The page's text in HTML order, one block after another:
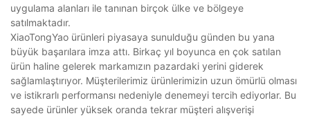
uygulama alanları ile tanınan birçok ülke ve bölgeye
satılmaktadır.
XiaoTongYao ürünleri piyasaya sunulduğu günden bu yana
büyük başarılara imza attı. Birkaç yıl boyunca en çok satılan
ürün haline gelerek markamızın pazardaki yerini giderek
sağlamlaştırıyor. Müşterilerimiz ürünlerimizin uzun ömürlü olması
ve istikrarlı performansı nedeniyle denemeyi tercih ediyorlar. Bu
sayede ürünler yüksek oranda tekrar müşteri alışverişi